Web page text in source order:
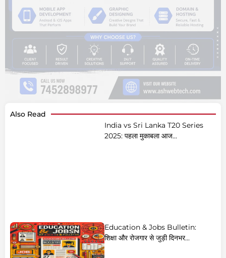
Also Read
India vs Sri Lanka T20 Series
2025: पहला मुकाबला आज...
डॉ. ब्रिजेश कुमार सिंह: प्रभावी नेतृत्व,
जनसेवा और संवेदनशील कार्यशैली...